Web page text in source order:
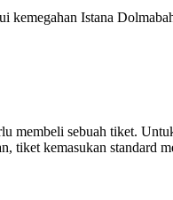
kemegahan Istana
membeli sebuah tiket.
tiket kemasukan standard